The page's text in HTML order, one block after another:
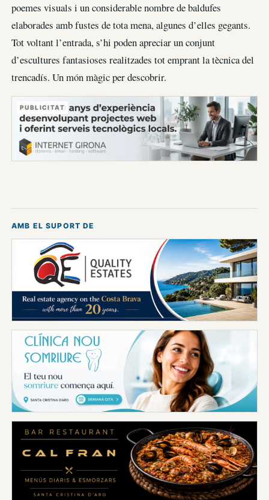
poemes visuals i un considerable nombre de baldufes
elaborades amb fustes de tota mena, algunes d’elles gegants.
Tot voltant l’entrada, s’hi poden apreciar un conjunt
d’escultures fantasioses realitzades tot emprant la tècnica del
trencadís. Un món màgic per descobrir.
PUBLICITAT
AMB EL SUPORT DE